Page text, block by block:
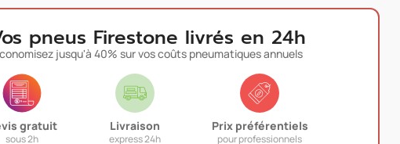
pneus Firestone livrés en 24h
jusqu'à 40% sur vos coûts pneumatiques annuels
gratuit
sous 2h
Livraison
express 24h
Prix préférentiels
pour professionnels